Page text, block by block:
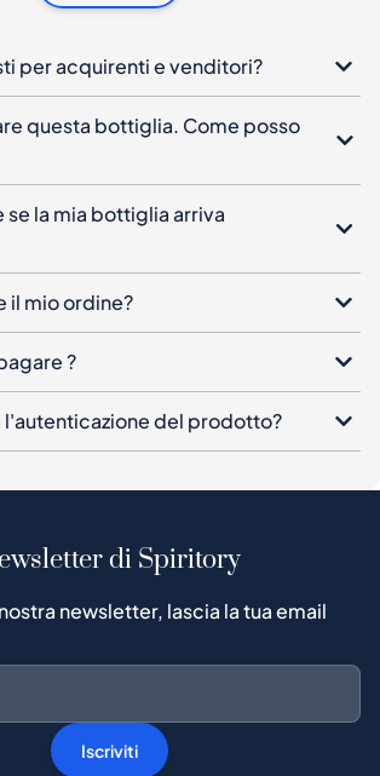
per acquirenti e venditori?
questa bottiglia. Come posso
se la mia bottiglia arriva
il mio ordine?
?
l'autenticazione del prodotto?
di Spiritory
newsletter, lascia la tua email
Iscriviti